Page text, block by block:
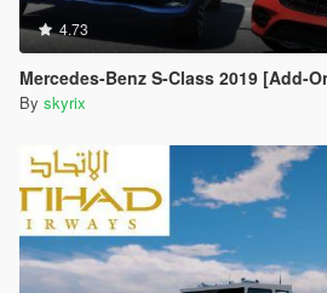
4.73
Mercedes-Benz S-Class 2019 [Add-
By skyrix